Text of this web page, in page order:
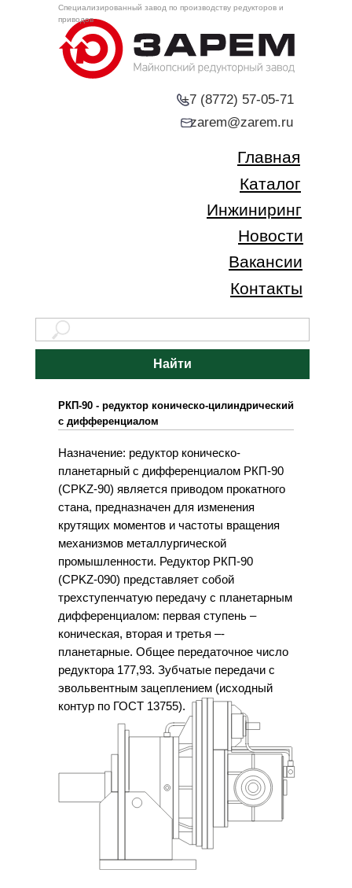
+7 (8772) 57-05-71
Каталог
Инжиниринг
Новости
Главная
Контакты
Вакансии
zarem@zarem.ru
Специализированный завод по производству редукторов и
приводов
Найти
Назначение: редуктор коническо-
планетарный с дифференциалом РКП-90
(CPKZ-90) является приводом прокатного
стана, предназначен для изменения
крутящих моментов и частоты вращения
механизмов металлургической
промышленности. Редуктор РКП-90
(CPKZ-090) представляет собой
трехступенчатую передачу с планетарным
дифференциалом: первая ступень –
коническая, вторая и третья –­
планетарные. Общее передаточное число
редуктора 177,93. Зубчатые передачи с
эвольвентным зацеплением (исходный
контур по ГОСТ 13755).
РКП-90 - редуктор коническо-цилиндрический
с дифференциалом